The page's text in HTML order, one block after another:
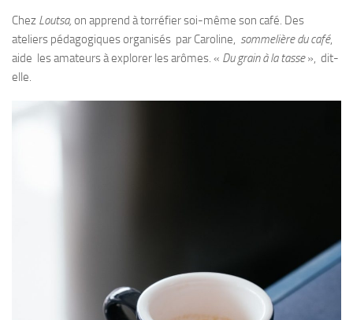
Chez Loutsa, on apprend à torréfier soi-même son café. Des
ateliers pédagogiques organisés par Caroline, sommelière du café,
aide les amateurs à explorer les arômes. « Du grain à la tasse», dit-
elle.